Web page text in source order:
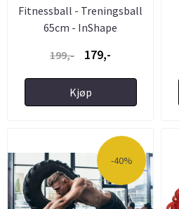
Fitnessball - Treningsball
65cm - InShape
199,-
179,-
Kjøp
-40%